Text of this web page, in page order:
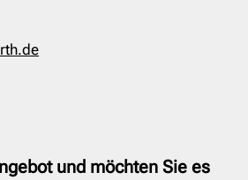
und möchten Sie es